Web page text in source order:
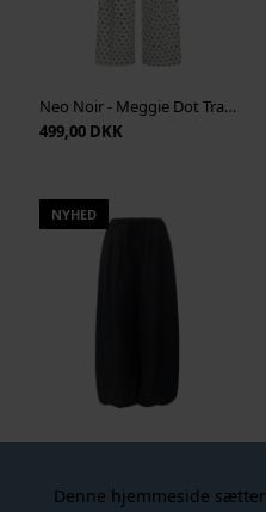
Denne hjemmeside
Neo Noir - Meggie Dot Track Suit Pants - Off White
499,00 DKK
NYHED